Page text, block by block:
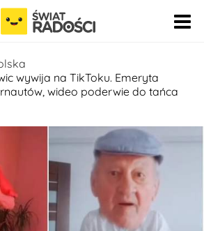
Pomiń nawigację
wywija na TikToku. Emeryta
wideo poderwie do tańca